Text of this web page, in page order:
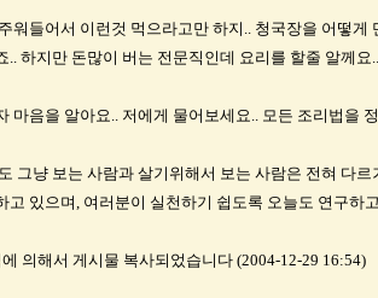
워들어서 이런것 먹으라고만 하지.. 청국장을 어떻
.. 하지만 돈많이 버는 전문직인데 요리를 할줄 알께
마음을 알아요.. 저에게 물어보세요.. 모든 조리법을
그냥 보는 사람과 살기위해서 보는 사람은 전혀 다
고 있으며, 여러분이 실천하기 쉽도록 오늘도 연구하
의해서 게시물 복사되었습니다 (2004-12-29 16:54)